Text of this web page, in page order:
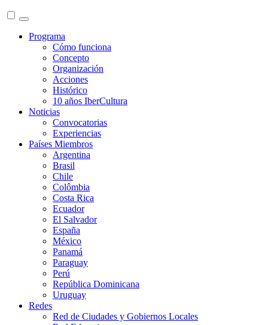
Programa
Cómo funciona
Concepto
Organización
Acciones
Histórico
10 años IberCultura
Noticias
Convocatorias
Experiencias
Países Miembros
Argentina
Brasil
Chile
Colômbia
Costa Rica
Ecuador
El Salvador
España
México
Panamá
Paraguay
Perú
República Dominicana
Uruguay
Redes
Red de Ciudades y Gobiernos Locales